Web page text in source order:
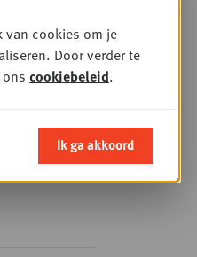
van cookies om je
Door verder te
cookiebeleid.
Ik ga akkoord